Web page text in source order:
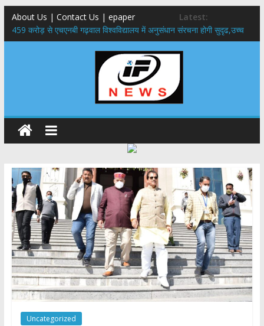
About Us | Contact Us | epaper
Latest:
459 करोड़ से एचएनबी गढ़वाल विश्वविद्यालय में अनुसंधान संरचना होगी सुदृढ,उच्च
शिक्षा मंत्री धन सिंह रावत ने नवनियुक्त केन्द्रीय शिक्षा मंत्री से की मुलाकात
राष्ट्रीय हथकरघा दिवस पर मुख्यमंत्री धामी ने उत्कृष्ट बुनकरों और हस्तशिल्प
​धामी कैबिनेट का बड़ा फैसला: पशुपालकों को 60% तक सब्सिडी, गंगा एक्सप्रेसवे का
​हरिद्वार से वीरभद्र (ऋषिकेश) तक निकली BJYM की भव्य कांवड़ यात्रा; तेजस्वी
सूर्या ने की देश व प्रदेशवासियों के कल्याण की कामना
24×7 अलर्ट मोड में रहें अधिकारी-मुख्य सचिव मानसून-एसईओसी से मुख्य सचिव ने
की विस्तृत समीक्षा कहा-बंद सड़कों को शीघ्र खोला जाए, लोगों को न हो दिक्कत
Uncategorized